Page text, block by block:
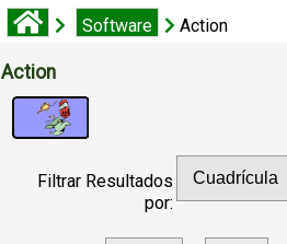
Software Action
Action
Filtrar Resultados
por: